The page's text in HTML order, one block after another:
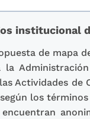
institucional
de mapa
Actividades de
los